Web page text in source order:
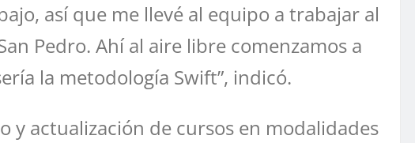
así que me llevé al equipo a trabajar al
Pedro. Ahí al aire libre comenzamos a
la metodología Swift”, indicó.
y actualización de cursos en modalidades